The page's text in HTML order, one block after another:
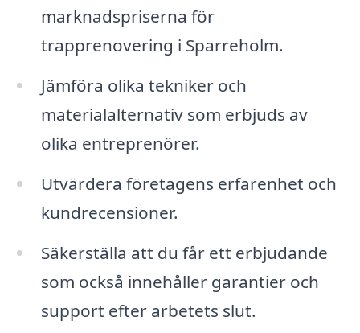
marknadspriserna för
trapprenovering i Sparreholm.
Jämföra olika tekniker och
materialalternativ som erbjuds av
olika entreprenörer.
Utvärdera företagens erfarenhet och
kundrecensioner.
Säkerställa att du får ett erbjudande
som också innehåller garantier och
support efter arbetets slut.